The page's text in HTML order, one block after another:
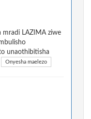
mradi LAZIMA ziwe
unaothibitisha
Onyesha maelezo